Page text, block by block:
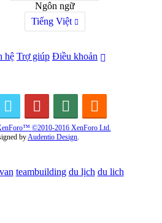
Ngôn ngữ
Tiếng Việt
hệ Trợ giúp Điều khoản
©2010-2016 XenForo Ltd.
byAudentio Design.
teambuilding du lịch du lich